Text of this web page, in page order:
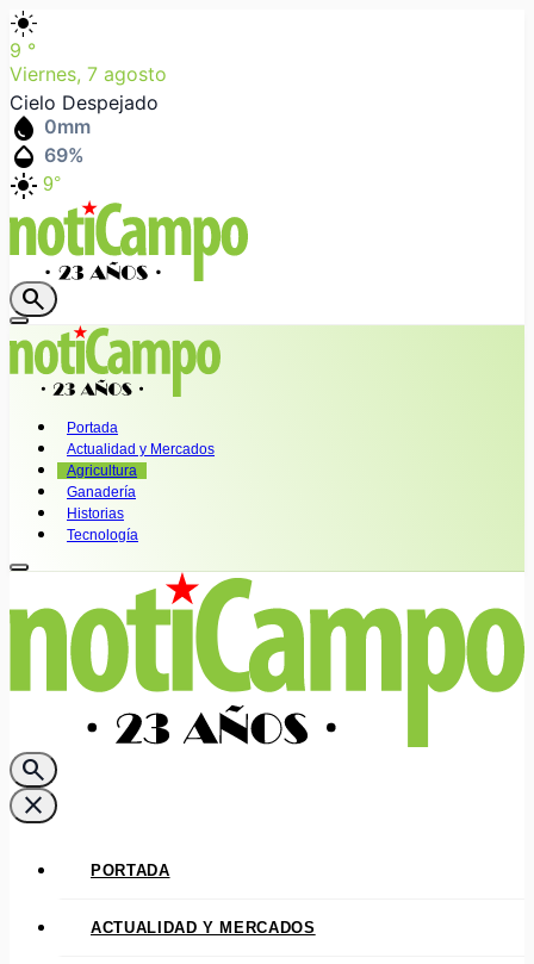
light_mode
9 °
Viernes, 7 agosto
Cielo Despejado
water_drop 0mm
humidity_mid 69%
light_mode 9°
search
Portada
Actualidad y Mercados
Agricultura
Ganadería
Historias
Tecnología
search
close
PORTADA
ACTUALIDAD Y MERCADOS